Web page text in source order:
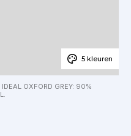
5 kleuren
IDEAL OXFORD GREY: 90%